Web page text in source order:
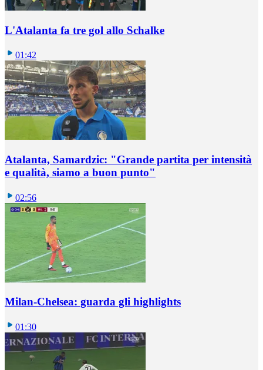
L'Atalanta fa tre gol allo Schalke
01:42
Atalanta, Samardzic: "Grande partita per intensità
e qualità, siamo a buon punto"
02:56
Milan-Chelsea: guarda gli highlights
01:30